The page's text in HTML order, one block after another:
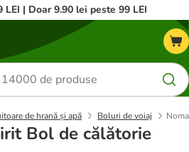
LEI | Doar 9.90 lei peste 99 LEI
de hrană și apă Boluri de voiaj
Bol de călătorie